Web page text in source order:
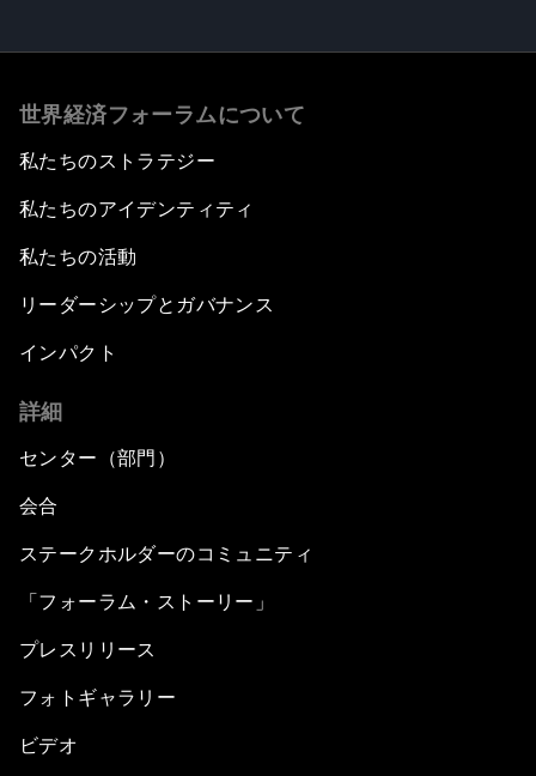
世界経済フォーラムについて
私たちのストラテジー
私たちのアイデンティティ
私たちの活動
リーダーシップとガバナンス
インパクト
詳細
センター（部門）
会合
ステークホルダーのコミュニティ
「フォーラム・ストーリー」
プレスリリース
フォトギャラリー
ビデオ